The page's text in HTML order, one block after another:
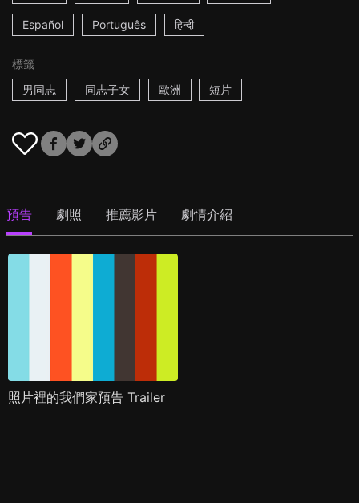
Español Português हिन्दी
標籤
男同志
同志子女 歐洲 短片
預告 劇照 推薦影片 劇情介紹
照片裡的我們家預告 Trailer